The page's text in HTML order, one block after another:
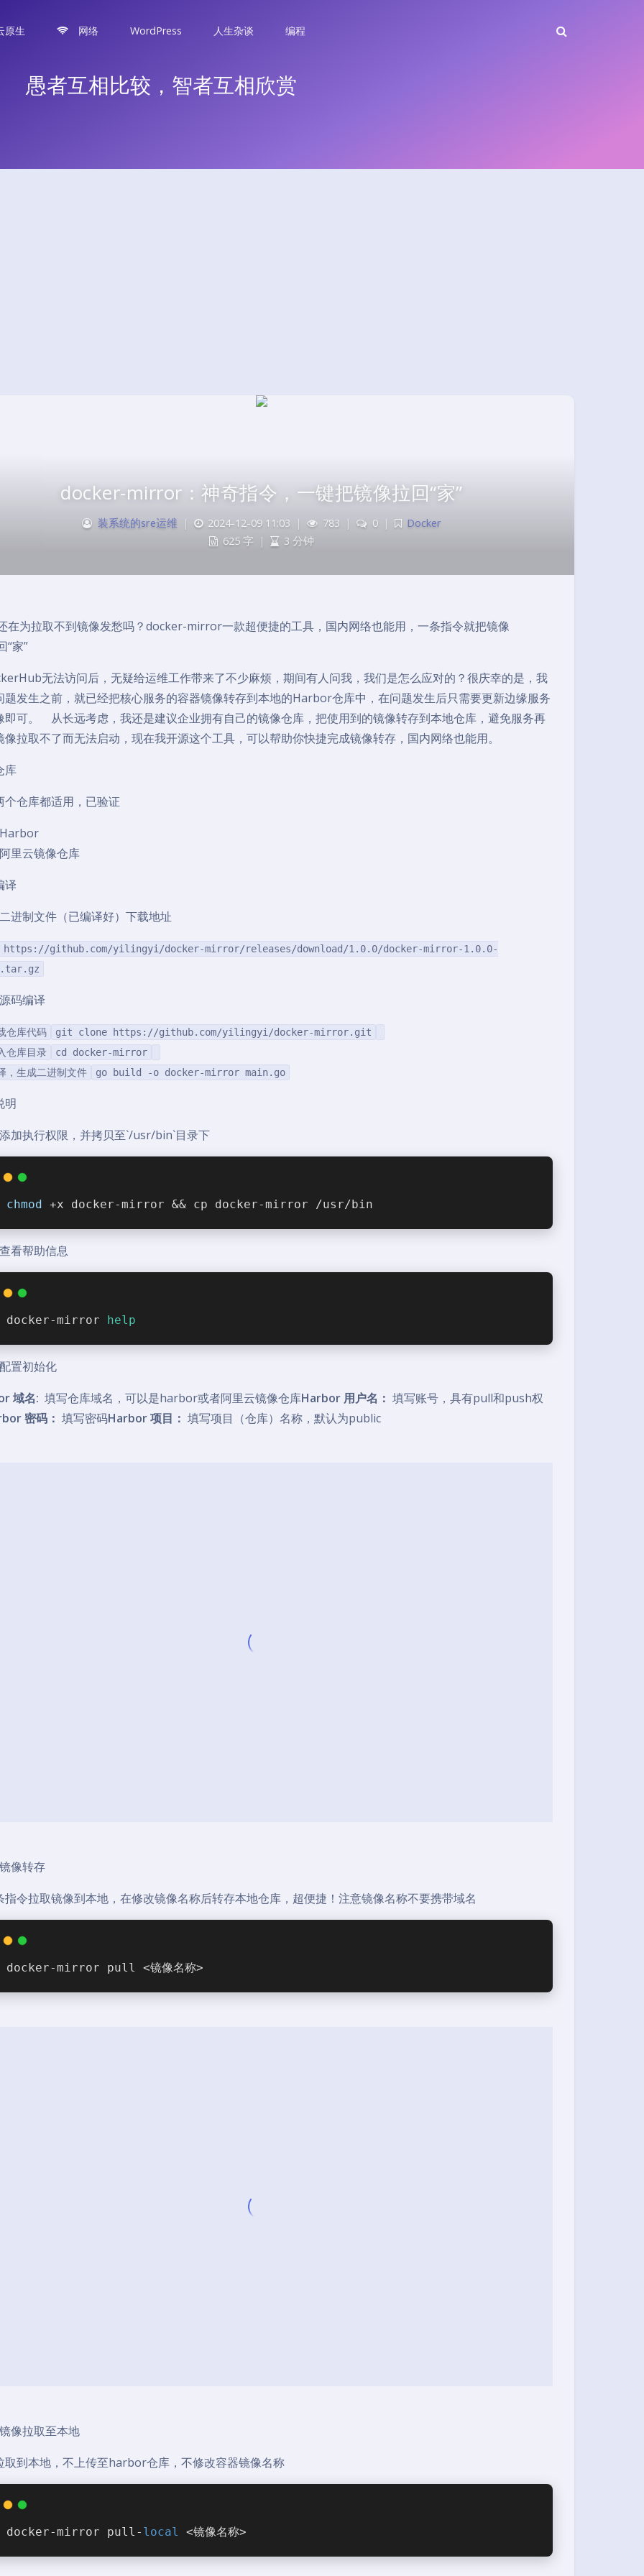
原生 网络 WordPress 人生杂谈 编程
愚者互相比较，智者互相欣赏
docker-mirror：神奇指令，一键把镜像拉回“家”
装系统的sre运维 | 2024-12-09 11:03 | 783 | 0 |
Docker
625 字
| 3 分钟
在为拉取不到镜像发愁吗？docker-mirror一款超便捷的工具，国内网络也能用，一条指令就把镜像
“家”
无法访问后，无疑给运维工作带来了不少麻烦，期间有人问我，我们是怎么应对的？很庆幸的是，我
题发生之前，就已经把核心服务的容器镜像转存到本地的Harbor仓库中，在问题发生后只需要更新边缘服务
即可。 从长远考虑，我还是建议企业拥有自己的镜像仓库，把使用到的镜像转存到本地仓库，避免服务再
像拉取不了而无法启动，现在我开源这个工具，可以帮助你快捷完成镜像转存，国内网络也能用。
库
个仓库都适用，已验证
Harbor
阿里云镜像仓库
译
二进制文件（已编译好）下载地址
https://github.com/yilingyi/docker-mirror/releases/download/1.0.0/docker-mirror-1.0.0-
源码编译
仓库代码
git clone https://github.com/yilingyi/docker-mirror.git
仓库目录
cd docker-mirror
，生成二进制文件
go build -o docker-mirror main.go
明
添加执行权限，并拷贝至`/usr/bin`目录下
chmod +x docker-mirror && cp docker-mirror /usr/bin
查看帮助信息
docker-mirror help
配置初始化
域名: 填写仓库域名，可以是harbor或者阿里云镜像仓库Harbor 用户名： 填写账号，具有pull和push权
密码： 填写密码Harbor 项目： 填写项目（仓库）名称，默认为public
镜像转存
令拉取镜像到本地，在修改镜像名称后转存本地仓库，超便捷！注意镜像名称不要携带域名
docker-mirror pull <镜像名称>
镜像拉取至本地
到本地，不上传至harbor仓库，不修改容器镜像名称
docker-mirror pull- local <镜像名称>